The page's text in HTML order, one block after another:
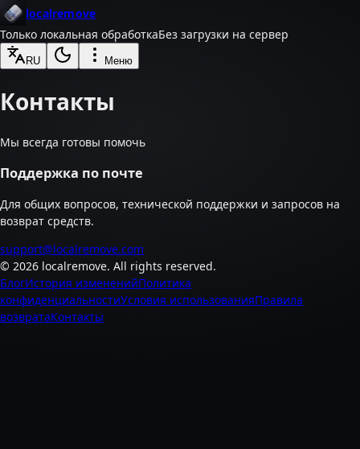
localremove
Только локальная обработкаБез загрузки на сервер
RU Меню
Контакты
Мы всегда готовы помочь
Поддержка по почте
Для общих вопросов, технической поддержки и запросов на
возврат средств.
support@localremove.com
© 2026 localremove. All rights reserved.
БлогИстория измененийПолитика
конфиденциальностиУсловия использованияПравила
возвратаКонтакты